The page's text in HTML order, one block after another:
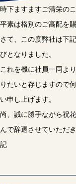
時下ますますご清栄の
平素は格別のご高配を
さて、この度弊社は下
びとなりました。
これを機に社員一同よ
りたいと存じますので
い申し上げます。
尚、誠に勝手ながら祝
んで辞退させていただき
記